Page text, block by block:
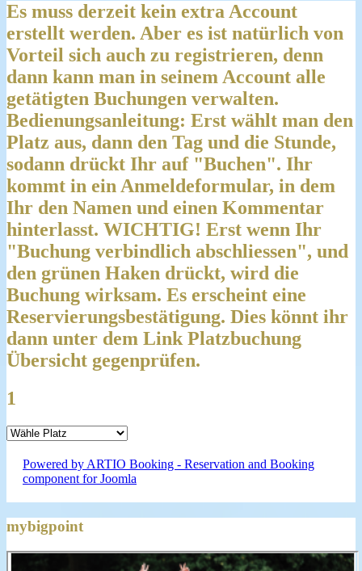
Es muss derzeit kein extra Account
erstellt werden. Aber es ist natürlich von
Vorteil sich auch zu registrieren, denn
dann kann man in seinem Account alle
getätigten Buchungen verwalten.
Bedienungsanleitung: Erst wählt man den
Platz aus, dann den Tag und die Stunde,
sodann drückt Ihr auf "Buchen". Ihr
kommt in ein Anmeldeformular, in dem
Ihr den Namen und einen Kommentar
hinterlasst. WICHTIG! Erst wenn Ihr
"Buchung verbindlich abschliessen", und
den grünen Haken drückt, wird die
Buchung wirksam. Es erscheint eine
Reservierungsbestätigung. Dies könnt ihr
dann unter dem Link Platzbuchung
Übersicht gegenprüfen.
1
Powered by ARTIO Booking - Reservation and Booking
component for Joomla
mybigpoint